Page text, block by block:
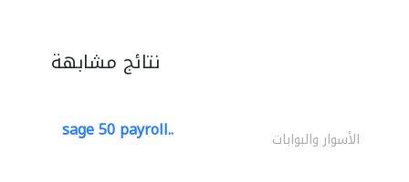
نتائج مشابهة
sage 50 payroll.. الأسوار والبوابات